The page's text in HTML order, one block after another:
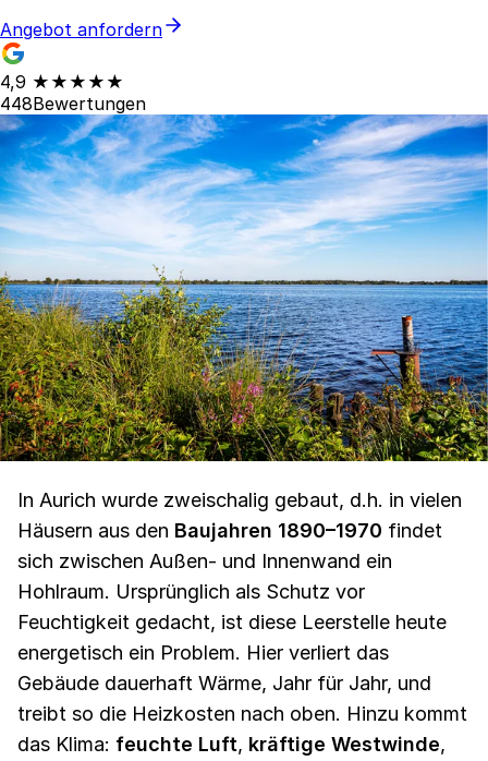
Angebot anfordern
4,9 ★★★★★
448Bewertungen
In Aurich wurde zweischalig gebaut, d.h. in vielen
Häusern aus den Baujahren 1890–1970 findet
sich zwischen Außen- und Innenwand ein
Hohlraum. Ursprünglich als Schutz vor
Feuchtigkeit gedacht, ist diese Leerstelle heute
energetisch ein Problem. Hier verliert das
Gebäude dauerhaft Wärme, Jahr für Jahr, und
treibt so die Heizkosten nach oben. Hinzu kommt
das Klima: feuchte Luft, kräftige Westwinde,